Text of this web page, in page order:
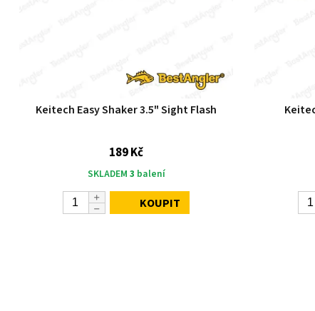
Keitech Easy Shaker 3.5" Sight Flash
189 Kč
SKLADEM 3 balení
KOUPIT